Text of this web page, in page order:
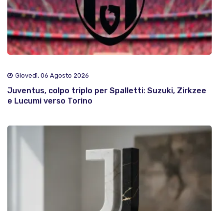
Giovedì, 06 Agosto 2026
Juventus, colpo triplo per Spalletti: Suzuki, Zirkzee
e Lucumi verso Torino